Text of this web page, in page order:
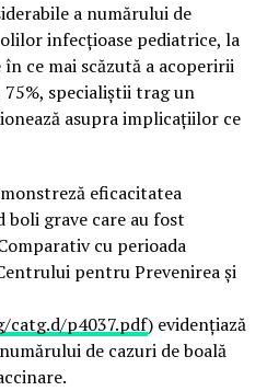
a numărului de
infecţioase pediatrice, la
în ce mai scăzută a acoperirii
75%, specialiştii trag un
asupra implicaţiilor ce
eficacitatea
boli grave care au fost
cu perioada
pentru Prevenirea şi
catg.d/p4037.pdf) evidenţiază
de cazuri de boală